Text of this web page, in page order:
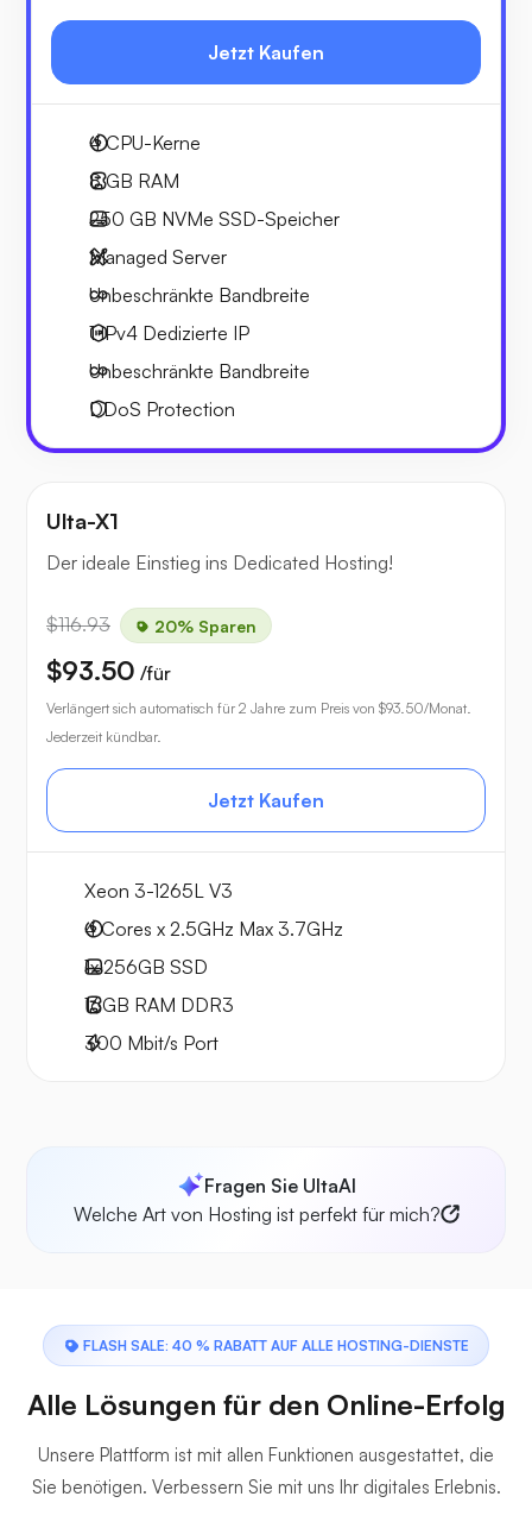
Jetzt Kaufen
4CPU-Kerne
8 GB RAM
250 GB NVMe SSD-Speicher
Managed Server
Unbeschränkte Bandbreite
1 IPv4 Dedizierte IP
Unbeschränkte Bandbreite
DDoS Protection
Ulta-X1
Der ideale Einstieg ins Dedicated Hosting!
$116.93 20% Sparen
$93.50 /für
Verlängert sich automatisch für 2 Jahre zum Preis von $93.50/Monat.
Jederzeit kündbar.
Jetzt Kaufen
Xeon 3-1265L V3
4 Cores x 2.5GHz Max 3.7GHz
1x256GB SSD
16GB RAM DDR3
300 Mbit/s Port
Fragen Sie UltaAI
Welche Art von Hosting ist perfekt für mich?
FLASH SALE: 40 % RABATT AUF ALLE HOSTING-DIENSTE
Alle Lösungen für den Online-Erfolg
Unsere Plattform ist mit allen Funktionen ausgestattet, die
Sie benötigen. Verbessern Sie mit uns Ihr digitales Erlebnis.